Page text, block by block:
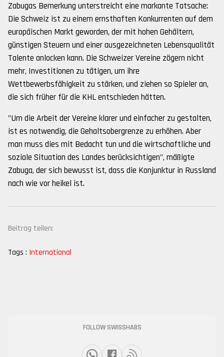
Zabugas Bemerkung unterstreicht eine markante Tatsache:
Die Schweiz ist zu einem ernsthaften Konkurrenten auf dem
europäischen Markt geworden, der mit hohen Gehältern,
günstigen Steuern und einer ausgezeichneten Lebensqualität
Talente anlocken kann. Die Schweizer Vereine zögern nicht
mehr, Investitionen zu tätigen, um ihre
Wettbewerbsfähigkeit zu stärken, und ziehen so Spieler an,
die sich früher für die KHL entschieden hätten.
"Um die Arbeit der Vereine klarer und einfacher zu gestalten,
ist es notwendig, die Gehaltsobergrenze zu erhöhen. Aber
man muss dies mit Bedacht tun und die wirtschaftliche und
soziale Situation des Landes berücksichtigen", mäßigte
Zabuga, der sich bewusst ist, dass die Konjunktur in Russland
nach wie vor heikel ist.
Beitrag teilen:
Tags : International
FOLLOW SWISSHABS